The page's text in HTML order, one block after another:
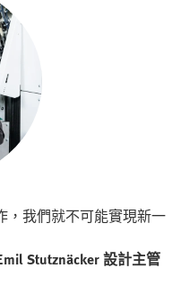
，我們就不可能實現新一
Stutznäcker 設計主管